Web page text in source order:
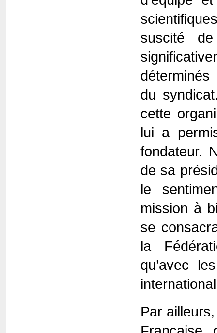
suscité
du
cette
lui a
fondateur.
de sa
le
mission à
se
la
qu’avec
Par